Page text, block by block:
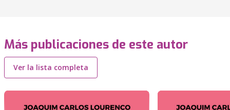
Más publicaciones de este autor
Ver la lista completa